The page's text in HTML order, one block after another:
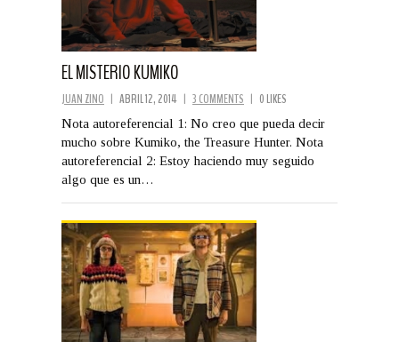
EL MISTERIO KUMIKO
JUAN ZINO | ABRIL 12, 2014 | 3 COMMENTS | 0 LIKES
Nota autoreferencial 1: No creo que pueda decir
mucho sobre Kumiko, the Treasure Hunter. Nota
autoreferencial 2: Estoy haciendo muy seguido
algo que es un…